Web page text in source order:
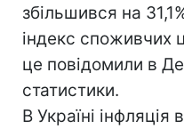
збільшився на
індекс споживчих
це повідомили в
статистики.
В Україні інфляція